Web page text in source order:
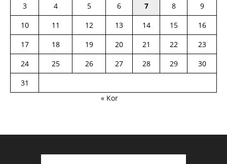
3
4 5 6 7 8
9
10
11 12 13 14 15
16
17
18 19 20 21 22
23
24
25 26 27 28 29
30
31
« Kor